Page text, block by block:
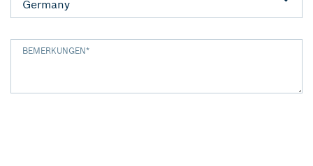
BEMERKUNGEN*